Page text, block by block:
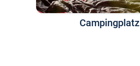
Campingplatz